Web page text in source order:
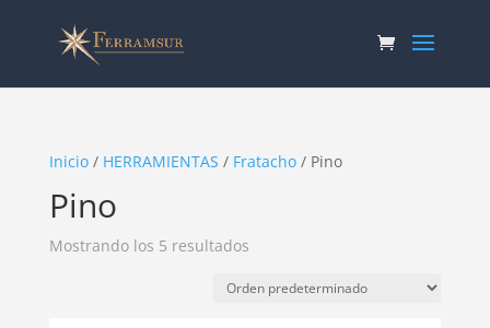
Inicio/ HERRAMIENTAS / Fratacho/ Pino
Pino
Mostrando los 5 resultados